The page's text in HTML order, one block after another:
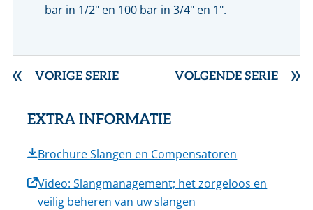
bar in 1/2" en 100 bar in 3/4" en 1".
VORIGE SERIE VOLGENDE SERIE
EXTRA INFORMATIE
Brochure Slangen en Compensatoren
Video: Slangmanagement; het zorgeloos en
veilig beheren van uw slangen